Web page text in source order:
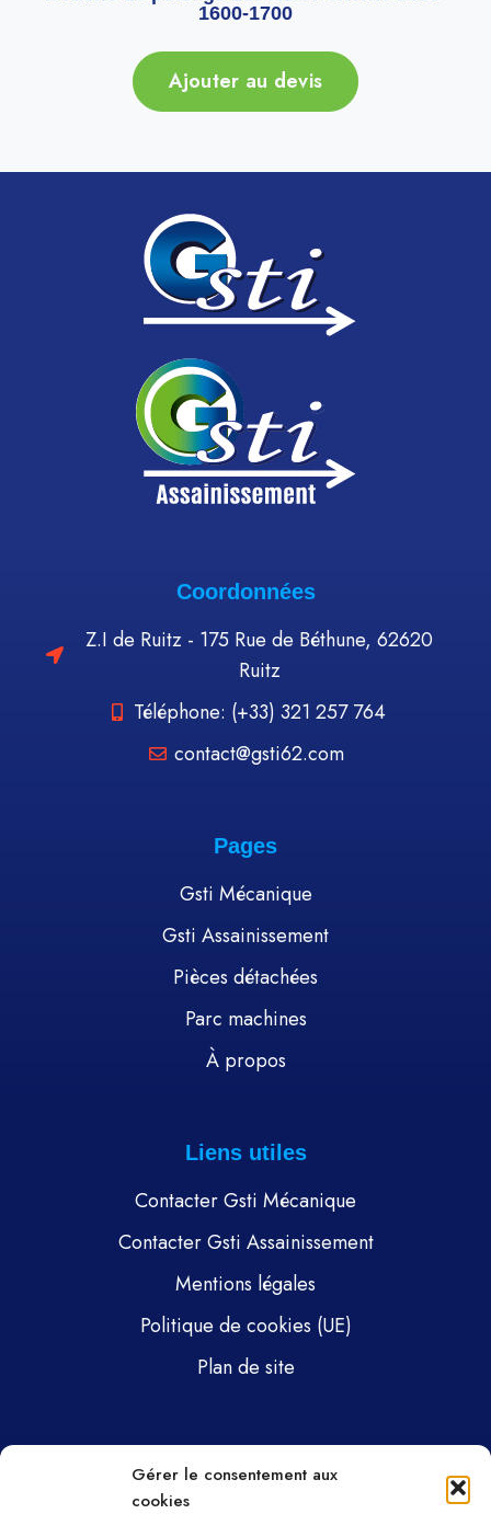
Gérer le consentement aux
cookies
1600-1700
Ajouter au devis
Coordonnées
Z.I de Ruitz - 175 Rue de Béthune, 62620
Ruitz
Téléphone: (+33) 321 257 764
contact@gsti62.com
Pages
Gsti Mécanique
Gsti Assainissement
Pièces détachées
Parc machines
À propos
Liens utiles
Contacter Gsti Mécanique
Contacter Gsti Assainissement
Mentions légales
Politique de cookies (UE)
Plan de site
Gsti Mécanique